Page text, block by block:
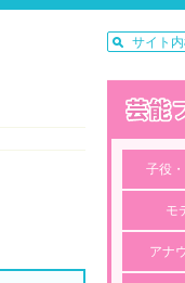
子役
モ
アナ